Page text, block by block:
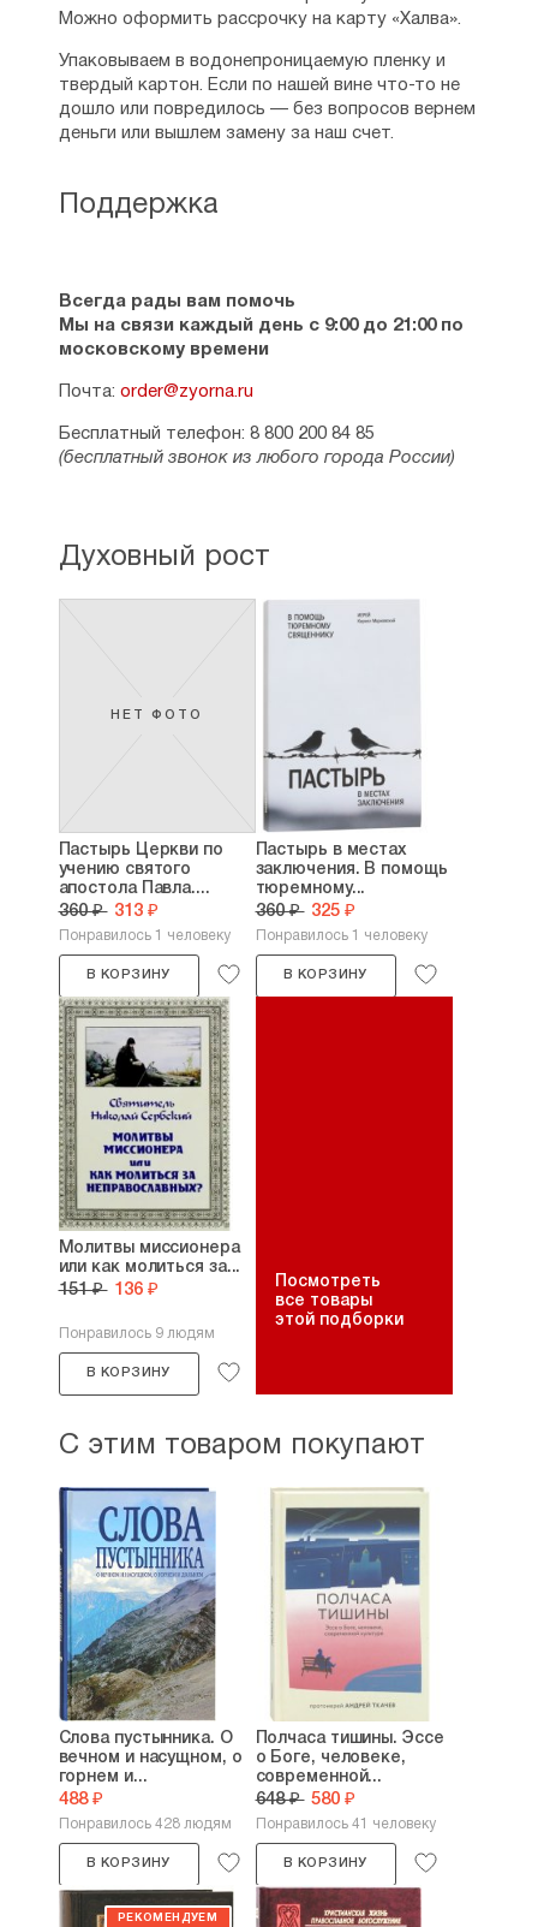
Поддержка
Всегда рады вам помочь
Мы на связи каждый день с 9:00 до 21:00 по
московскому времени
Почта: order@zyorna.ru
Бесплатный телефон: 8 800 200 84 85
(бесплатный звонок из любого города России)
Можно оформить рассрочку на карту «Халва».
Упаковываем в водонепроницаемую пленку и
твердый картон. Если по нашей вине что-то не
дошло или повредилось — без вопросов вернем
деньги или вышлем замену за наш счет.
Духовный рост
НЕТ ФОТО
Пастырь Церкви по
учению святого
апостола Павла....
360 ₽ 313 ₽
Понравилось 1 человеку
В КОРЗИНУ
Пастырь в местах
заключения. В помощь
тюремному...
360 ₽ 325 ₽
Понравилось 1 человеку
В КОРЗИНУ
Молитвы миссионера
или как молиться за...
151 ₽ 136 ₽
Понравилось 9 людям
В КОРЗИНУ
Посмотреть
все товары
этой подборки
С этим товаром покупают
Слова пустынника. О
вечном и насущном, о
горнем и...
488 ₽
Понравилось 428 людям
В КОРЗИНУ
Полчаса тишины. Эссе
о Боге, человеке,
современной...
648 ₽ 580 ₽
Понравилось 41 человеку
В КОРЗИНУ